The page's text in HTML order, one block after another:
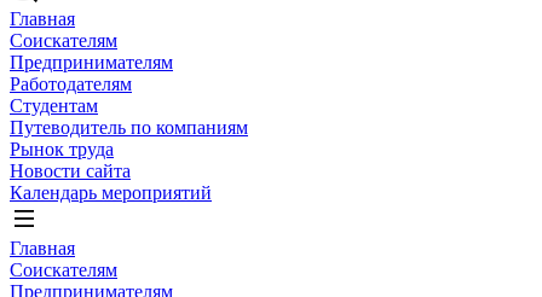
Главная
Соискателям
Предпринимателям
Работодателям
Студентам
Путеводитель по компаниям
Рынок труда
Новости сайта
Календарь мероприятий
Главная
Соискателям
Предпринимателям